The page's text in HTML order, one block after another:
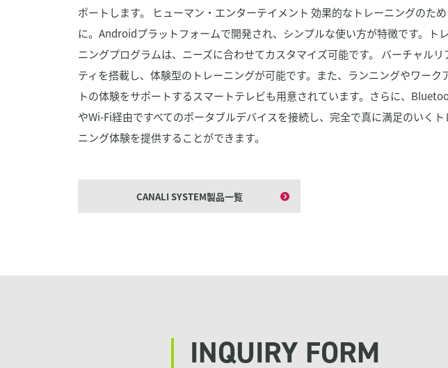
ポートします。 ヒューマン・エンターテイメント 効果的なトレーニングのため
に。Androidプラットフォームで開発され、シンプルな使い方が特徴です。ト
ニングプログラムは、ニーズに合わせてカスタマイズ可能です。 バーチャルリ
ティを搭載し、体験型のトレーニングが可能です。また、ランニングやワーク
トの体験をサポートするスマートテレビも用意されています。さらに、
やWi-Fi経由ですべてのポータブルデバイスを接続し、完全で真に満足のいくト
ニング体験を提供することができます。
CANALI SYSTEM製品一覧
INQUIRY FORM